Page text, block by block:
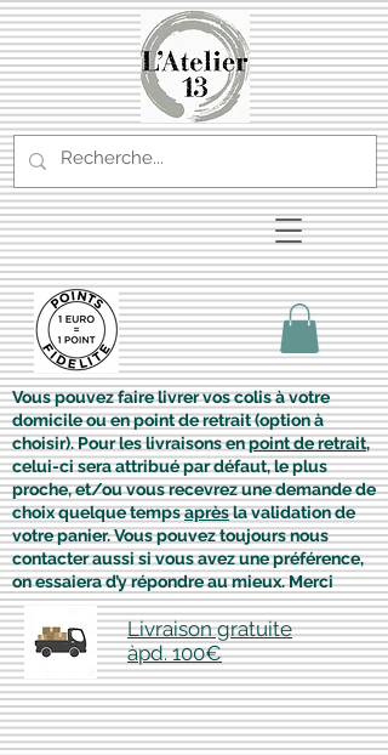
Vous pouvez faire livrer vos colis à votre
domicile ou en point de retrait (option à
choisir). Pour les livraisons enpoint de retrait,
celui-ci sera attribué par défaut, le plus
proche, et/ou vous recevrez une demande de
choix quelque tempsaprèsla validation de
votre panier. Vous pouvez toujours nous
contacter aussi si vous avez une préférence,
on essaiera d’y répondre au mieux. Merci
Livraison gratuite
àpd. 100€